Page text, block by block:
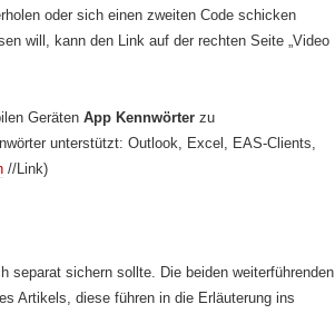
oder sich einen zweiten Code schicken
will, kann den Link auf der rechten Seite „Video
Geräten App Kennwörter zu
unterstützt: Outlook, Excel, EAS-Clients,
//Link)
separat sichern sollte. Die beiden weiterführenden
Artikels, diese führen in die Erläuterung ins